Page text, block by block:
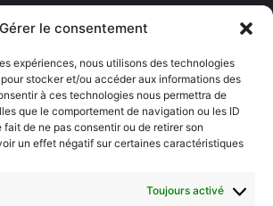
Gérer le consentement
expériences, nous utilisons des technologies
stocker et/ou accéder aux informations des
à ces technologies nous permettra de
que le comportement de navigation ou les ID
fait de ne pas consentir ou de retirer son
un effet négatif sur certaines caractéristiques
Toujours activé